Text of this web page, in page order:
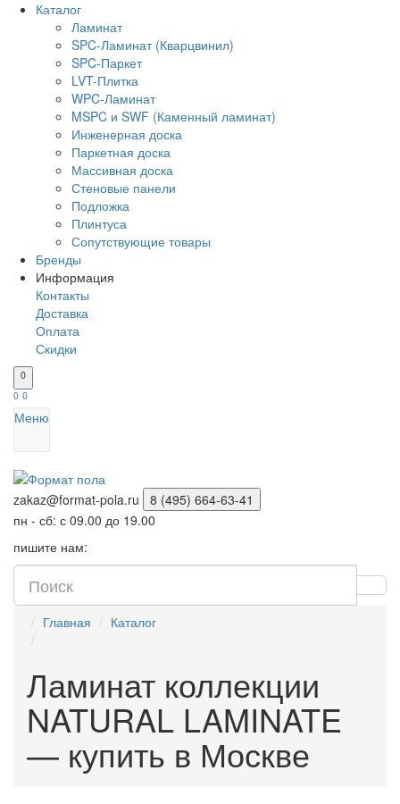
Каталог
Ламинат
SPC-Ламинат (Кварцвинил)
SPC-Паркет
LVT-Плитка
WPC-Ламинат
MSPC и SWF (Каменный ламинат)
Инженерная доска
Паркетная доска
Массивная доска
Стеновые панели
Подложка
Плинтуса
Сопутствующие товары
Бренды
Информация
Контакты
Доставка
Оплата
Скидки
0
0 0
Меню
zakaz@format-pola.ru
8 (495) 664-63-41
пн - сб: с 09.00 до 19.00
пишите нам:
Главная Каталог
Ламинат коллекции
NATURAL LAMINATE
— купить в Москве